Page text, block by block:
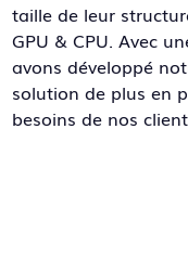
taille de leur
GPU & CPU. Avec
avons développé
solution de plus en
besoins de nos